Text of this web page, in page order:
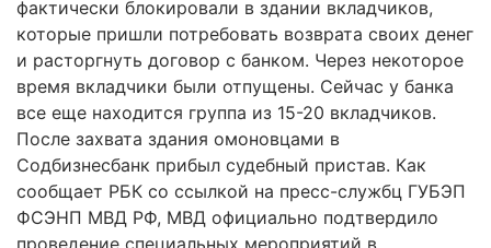
фактически блокировали в здании вкладчиков,
которые пришли потребовать возврата своих денег
и расторгнуть договор с банком. Через некоторое
время вкладчики были отпущены. Сейчас у банка
все еще находится группа из 15-20 вкладчиков.
После захвата здания омоновцами в
Содбизнесбанк прибыл судебный пристав. Как
сообщает РБК со ссылкой на пресс-службц ГУБЭП
ФСЭНП МВД РФ, МВД официально подтвердило
проведение специальных мероприятий в